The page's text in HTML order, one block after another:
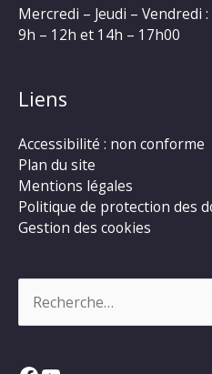
Mercredi – Jeudi – Vendredi :
9h – 12h et 14h – 17h00
Liens
Accessibilité : non conforme
Plan du site
Mentions légales
Politique de protection des
Gestion des cookies